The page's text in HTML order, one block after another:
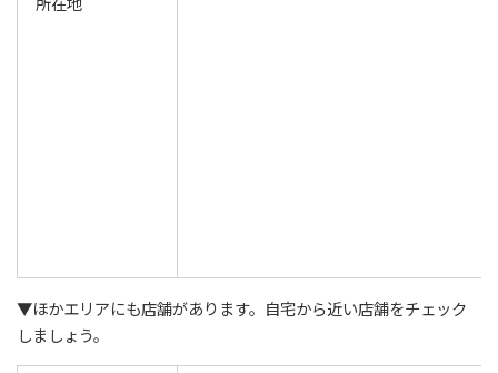
▼ほかエリアにも店舗があります。自宅から近い店舗をチェック
しましょう。